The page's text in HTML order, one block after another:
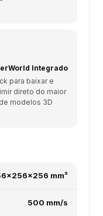
Integrado
para baixar e
direto do maior
modelos 3D
mm³
500 mm/s